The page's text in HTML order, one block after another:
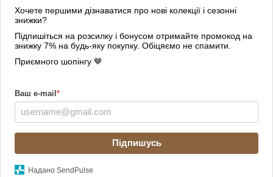
Хочете першими дізнаватися про нові колекції і сезонні
знижки?
Підпишіться на розсилку і бонусом отримайте промокод на
знижку 7% на будь-яку покупку. Обіцяємо не спамити.
Приємного шопінгу 🤎
Ваш e-mail*
Підпишусь
Надано SendPulse
Бананки жіночі
Сумки для ноутбуків
Червоний
Натуральна замша
НОВИНКА